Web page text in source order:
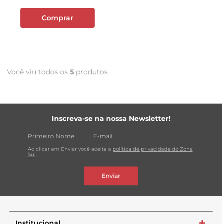
Comprar
Você viu todos os 5 produtos
Inscreva-se na nossa Newsletter!
Ao clicar em Enviar você aceita a política de privacidade do Zona
Sul
Enviar